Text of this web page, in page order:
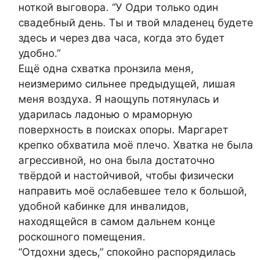
ноткой выговора. “У Одри только один
свадебный день. Ты и твой младенец будете
здесь и через два часа, когда это будет
удобно.”
Ещё одна схватка пронзила меня,
неизмеримо сильнее предыдущей, лишая
меня воздуха. Я наощупь потянулась и
ударилась ладонью о мраморную
поверхность в поисках опоры. Маргарет
крепко обхватила моё плечо. Хватка не была
агрессивной, но она была достаточно
твёрдой и настойчивой, чтобы физически
направить моё ослабевшее тело к большой,
удобной кабинке для инвалидов,
находящейся в самом дальнем конце
роскошного помещения.
“Отдохни здесь,” спокойно распорядилась